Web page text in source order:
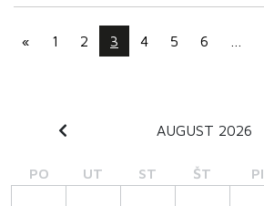
« 1 2 3 4 5 6
AUGUST 2026
PO UT ST ŠT PI